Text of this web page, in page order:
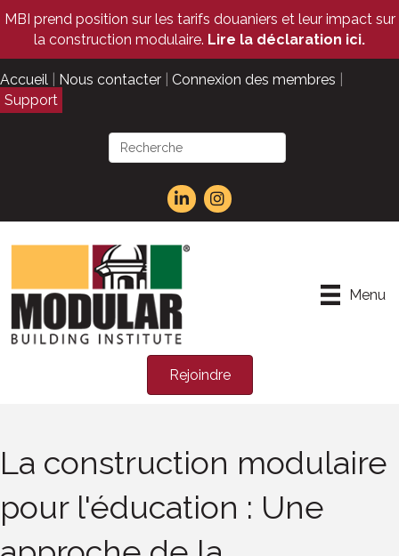
MBI prend position sur les tarifs douaniers et leur impact sur
la construction modulaire. Lire la déclaration ici.
Accueil Nous contacter Connexion des membres
Support
Menu
Rejoindre
La construction modulaire
pour l'éducation : Une